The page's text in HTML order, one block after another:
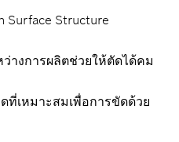
Surface Structure
างการผลิตช่วยให้ตัดได้คม
ที่เหมาะสมเพื่อการขัดด้วย